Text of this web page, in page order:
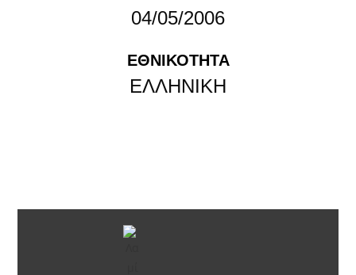
04/05/2006
ΕΘΝΙΚΟΤΗΤΑ
ΕΛΛΗΝΙΚΗ